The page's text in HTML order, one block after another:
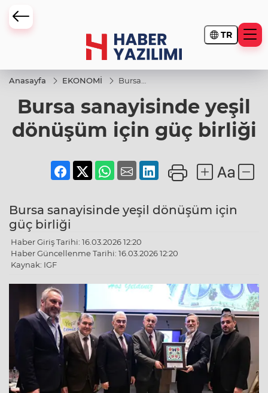
TR
Anasayfa EKONOMİ
Bursa
dönüşüm
için güç
birliği
Bursa sanayisinde yeşil
dönüşüm için güç birliği
Bursa sanayisinde yeşil dönüşüm için
güç birliği
Haber Giriş Tarihi: 16.03.2026 12:20
Haber Güncellenme Tarihi: 16.03.2026 12:20
Kaynak: IGF